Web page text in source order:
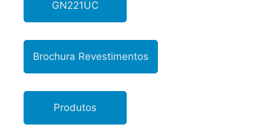
GN221UC
Brochura Revestimentos
Produtos